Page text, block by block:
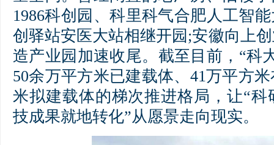
1986科创园、科里科气合肥人工智
创驿站安医大站相继开园;安徽向上
造产业园加速收尾。截至目前，“科
50余万平方米已建载体、41万平方
米拟建载体的梯次推进格局，让“
技成果就地转化”从愿景走向现实。